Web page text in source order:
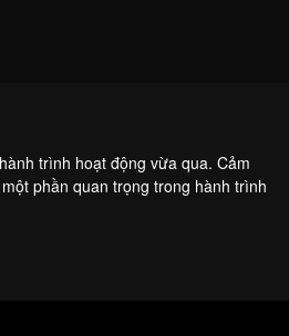
trình hoạt động vừa qua. Cảm
phần quan trọng trong hành trình